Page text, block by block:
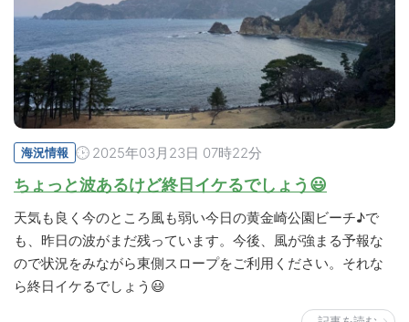
海況情報 2025年03月23日 07時22分
ちょっと波あるけど終日イケるでしょう😃
天気も良く今のところ風も弱い今日の黄金崎公園ビーチ♪で
も、昨日の波がまだ残っています。今後、風が強まる予報な
ので状況をみながら東側スロープをご利用ください。それな
ら終日イケるでしょう😃